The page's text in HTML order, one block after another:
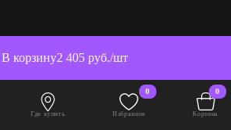
2 405 руб./шт
В корзину
Где купить
0
Избранное
0
Корзина